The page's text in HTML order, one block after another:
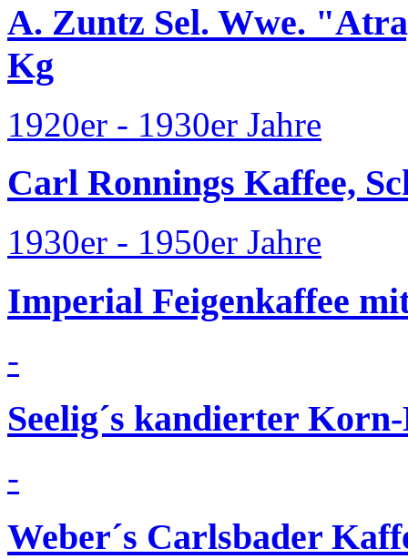
A. Zuntz Sel. Wwe.
Kg
1920er - 1930er Jahre
Carl Ronnings Kaffee,
1930er - 1950er Jahre
Imperial Feigenkaffee
-
Seelig´s kandierter
-
Weber´s Carlsbader